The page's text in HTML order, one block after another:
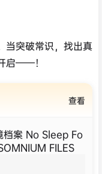
当突破常识，找出真
启——！
查看
档案 No Sleep Fo
FILES